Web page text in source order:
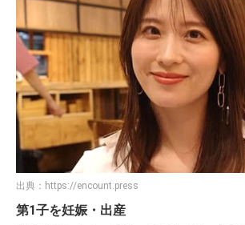
出典： https://encount.press
第1子を妊娠・出産